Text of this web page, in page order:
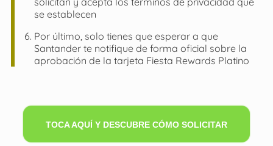
se establecen
Por último, solo tienes que esperar a que
Santander te notifique de forma oficial sobre la
aprobación de la tarjeta Fiesta Rewards Platino
TOCA AQUÍ Y DESCUBRE CÓMO SOLICITAR